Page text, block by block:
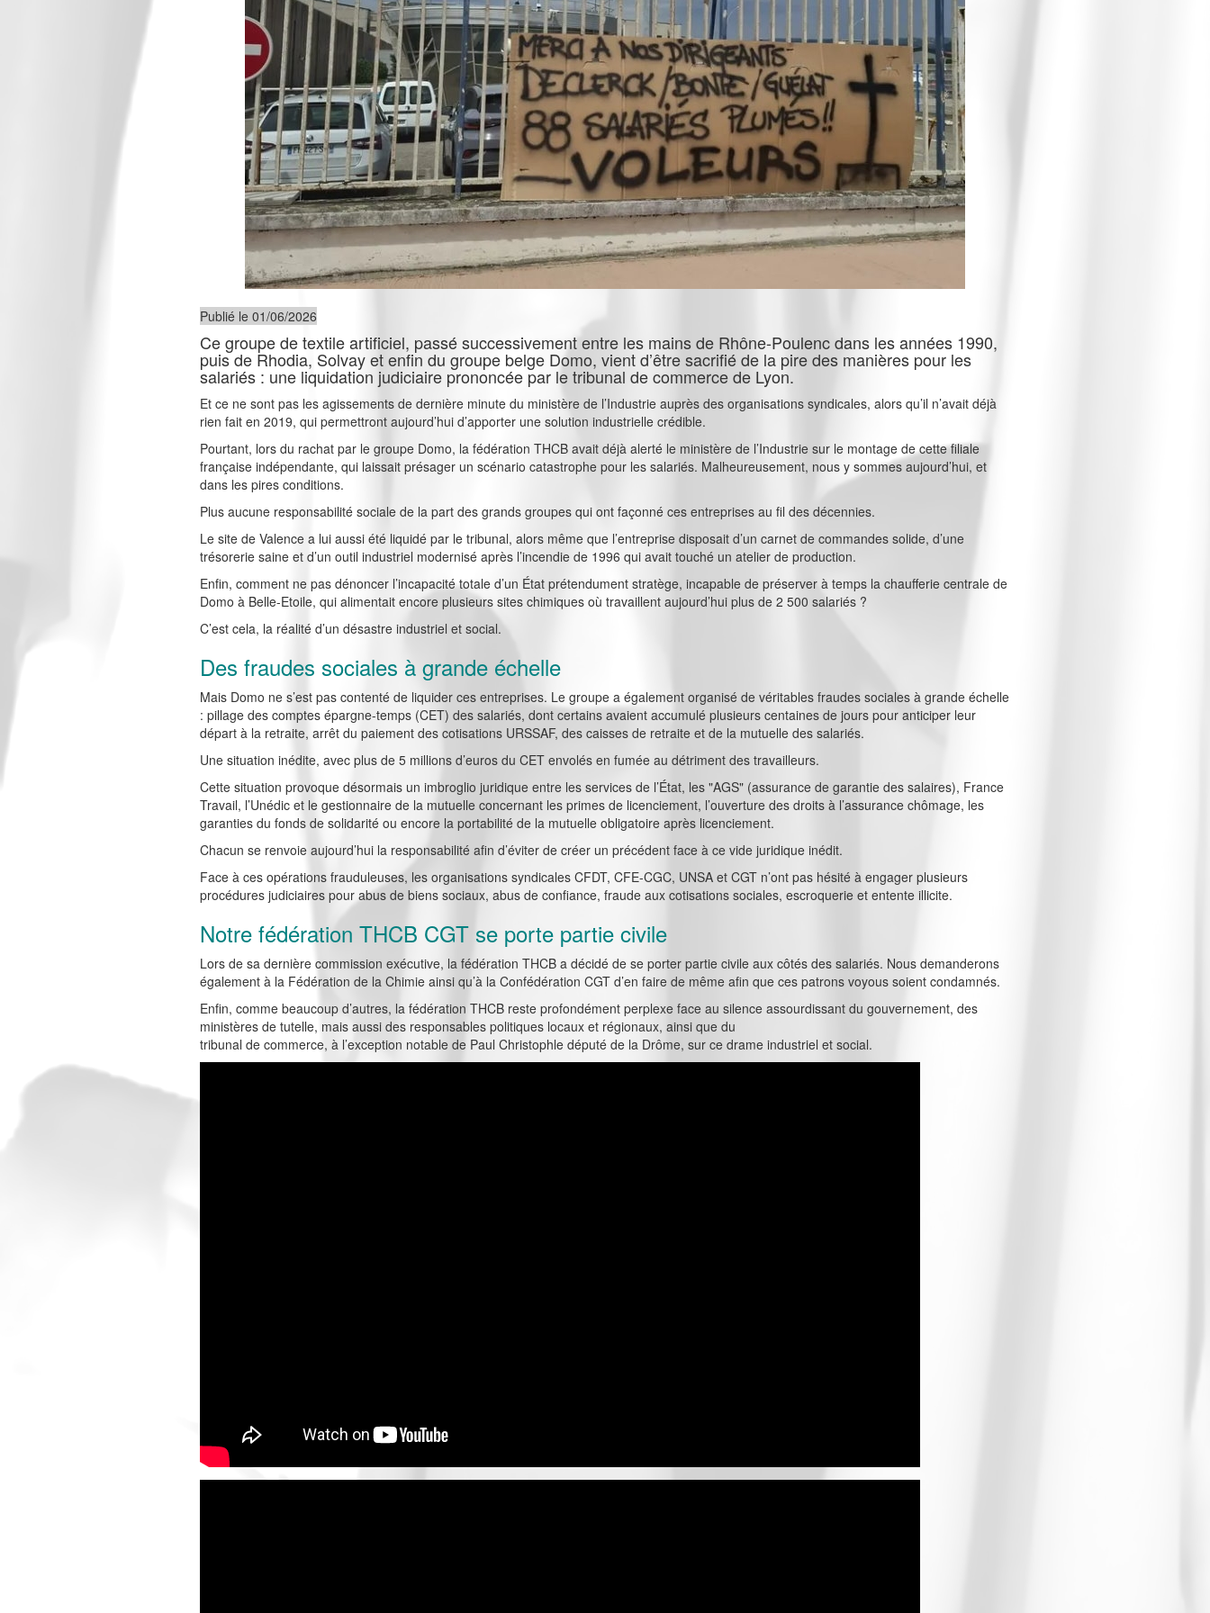
Publié le 01/06/2026
Ce groupe de textile artificiel, passé successivement entre les mains de Rhône-Poulenc dans les années 1990,
puis de Rhodia, Solvay et enfin du groupe belge Domo, vient d’être sacrifié de la pire des manières pour les
salariés : une liquidation judiciaire prononcée par le tribunal de commerce de Lyon.
Et ce ne sont pas les agissements de dernière minute du ministère de l’Industrie auprès des organisations syndicales, alors qu’il n’avait déjà
rien fait en 2019, qui permettront aujourd’hui d’apporter une solution industrielle crédible.
Pourtant, lors du rachat par le groupe Domo, la fédération THCB avait déjà alerté le ministère de l’Industrie sur le montage de cette filiale
française indépendante, qui laissait présager un scénario catastrophe pour les salariés. Malheureusement, nous y sommes aujourd’hui, et
dans les pires conditions.
Plus aucune responsabilité sociale de la part des grands groupes qui ont façonné ces entreprises au fil des décennies.
Le site de Valence a lui aussi été liquidé par le tribunal, alors même que l’entreprise disposait d’un carnet de commandes solide, d’une
trésorerie saine et d’un outil industriel modernisé après l’incendie de 1996 qui avait touché un atelier de production.
Enfin, comment ne pas dénoncer l’incapacité totale d’un État prétendument stratège, incapable de préserver à temps la chaufferie centrale de
Domo à Belle-Etoile, qui alimentait encore plusieurs sites chimiques où travaillent aujourd’hui plus de 2 500 salariés ?
C’est cela, la réalité d’un désastre industriel et social.
Des fraudes sociales à grande échelle
Mais Domo ne s’est pas contenté de liquider ces entreprises. Le groupe a également organisé de véritables fraudes sociales à grande échelle
: pillage des comptes épargne-temps (CET) des salariés, dont certains avaient accumulé plusieurs centaines de jours pour anticiper leur
départ à la retraite, arrêt du paiement des cotisations URSSAF, des caisses de retraite et de la mutuelle des salariés.
Une situation inédite, avec plus de 5 millions d’euros du CET envolés en fumée au détriment des travailleurs.
Cette situation provoque désormais un imbroglio juridique entre les services de l’État, les "AGS" (assurance de garantie des salaires), France
Travail, l’Unédic et le gestionnaire de la mutuelle concernant les primes de licenciement, l’ouverture des droits à l’assurance chômage, les
garanties du fonds de solidarité ou encore la portabilité de la mutuelle obligatoire après licenciement.
Chacun se renvoie aujourd’hui la responsabilité afin d’éviter de créer un précédent face à ce vide juridique inédit.
Face à ces opérations frauduleuses, les organisations syndicales CFDT, CFE-CGC, UNSA et CGT n’ont pas hésité à engager plusieurs
procédures judiciaires pour abus de biens sociaux, abus de confiance, fraude aux cotisations sociales, escroquerie et entente illicite.
Notre fédération THCB CGT se porte partie civile
Lors de sa dernière commission exécutive, la fédération THCB a décidé de se porter partie civile aux côtés des salariés. Nous demanderons
également à la Fédération de la Chimie ainsi qu’à la Confédération CGT d’en faire de même afin que ces patrons voyous soient condamnés.
Enfin, comme beaucoup d’autres, la fédération THCB reste profondément perplexe face au silence assourdissant du gouvernement, des
ministères de tutelle, mais aussi des responsables politiques locaux et régionaux, ainsi que du
tribunal de commerce, à l’exception notable de Paul Christophle député de la Drôme, sur ce drame industriel et social.